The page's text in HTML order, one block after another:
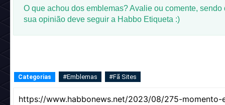
O que achou dos emblemas? Avalie ou comente, sendo
sua opinião deve seguir a Habbo Etiqueta :)
Categorias #Emblemas #Fã Sites